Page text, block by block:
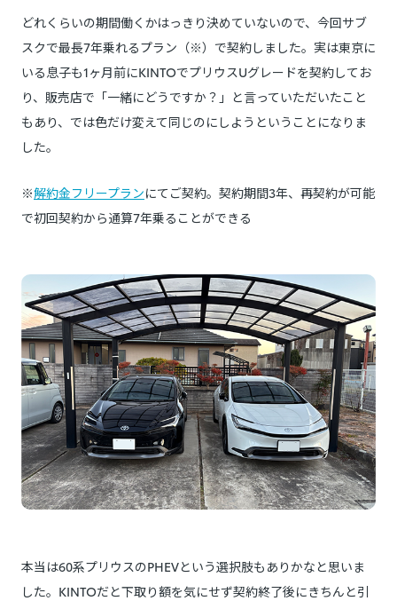
どれくらいの期間働くかはっきり決めていないので、今回サブ
スクで最長7年乗れるプラン（※）で契約しました。実は東京に
いる息子も1ヶ月前にKINTOでプリウスUグレードを契約してお
り、販売店で「一緒にどうですか？」と言っていただいたこと
もあり、では色だけ変えて同じのにしようということになりま
した。
※解約金フリープランにてご契約。契約期間3年、再契約が可能
で初回契約から通算7年乗ることができる
本当は60系プリウスのPHEVという選択肢もありかなと思いま
した。KINTOだと下取り額を気にせず契約終了後にきちんと引